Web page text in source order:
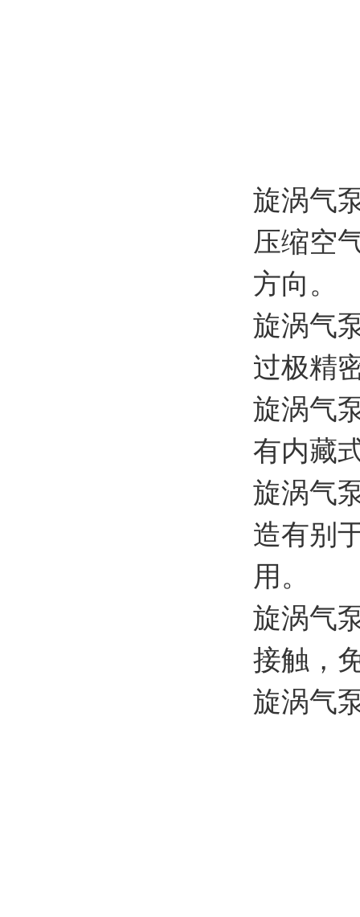
旋涡气
压缩空
方向。
旋涡气
过极精
旋涡气
有内藏
旋涡气
造有别
用。
旋涡气
接触，
旋涡气